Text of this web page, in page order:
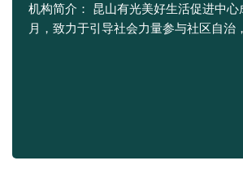
机构简介： 昆山有光美好生活促进中心
月，致力于引导社会力量参与社区自